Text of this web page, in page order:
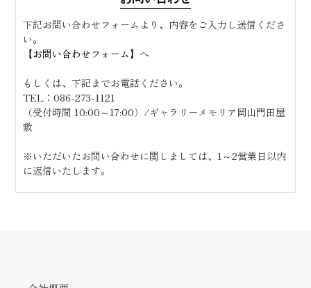
下記お問い合わせフォームより、内容をご入力し送信くださ
い。
【お問い合わせフォーム】 へ
もしくは、下記までお電話ください。
TEL： 086-273-1121
（受付時間 10:00～17:00）/ギャラリーメモリア岡山門田屋
敷
※いただいたお問い合わせに関しましては、1～2営業日以内
に返信いたします。